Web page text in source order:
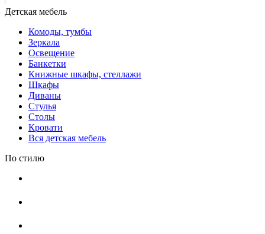
Комоды, тумбы
Зеркала
Освещение
Банкетки
Книжные шкафы, стеллажи
Шкафы
Диваны
Стулья
Столы
Кровати